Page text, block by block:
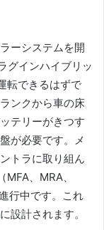
ーシステムを開
グインハイブリッ
転できるはずで
ンクから車の床
テリーがきつす
が必要です。
メ
トラに取り組ん
、MRA、
行中です。
これ
設計されます。